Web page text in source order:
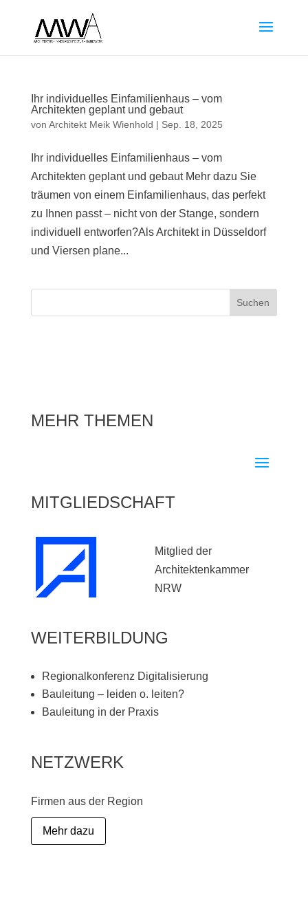
Ihr individuelles Einfamilienhaus – vom
Architekten geplant und gebaut
von Architekt Meik Wienhold | Sep. 18, 2025
Ihr individuelles Einfamilienhaus – vom
Architekten geplant und gebaut Mehr dazu Sie
träumen von einem Einfamilienhaus, das perfekt
zu Ihnen passt – nicht von der Stange, sondern
individuell entworfen?Als Architekt in Düsseldorf
und Viersen plane...
MEHR THEMEN
MITGLIEDSCHAFT
Mitglied der
Architektenkammer
NRW
WEITERBILDUNG
Regionalkonferenz Digitalisierung
Bauleitung – leiden o. leiten?
Bauleitung in der Praxis
NETZWERK
Firmen aus der Region
Mehr dazu